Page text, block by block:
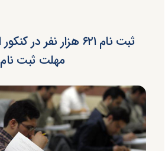
مهلت ثبت نام